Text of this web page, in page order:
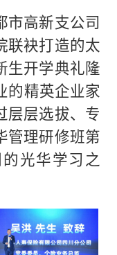
市高新支公司
联袂打造的太
生开学典礼隆
的精英企业家
层层选拔、专
管理研修班第
光华学习之